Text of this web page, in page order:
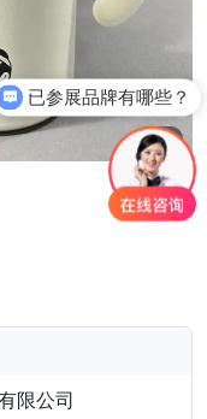
3/3
限公司
已参展品牌有哪些？
你们是怎么收费的呢？